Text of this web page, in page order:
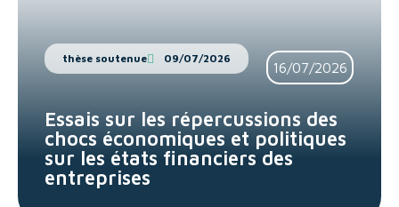
thèse soutenue 09/07/2026
16/07/2026
Essais sur les répercussions des
chocs économiques et politiques
sur les états financiers des
entreprises